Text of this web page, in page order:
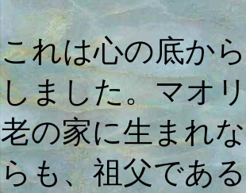
これは心の底か
しました。マオ
老の家に生まれ
らも、祖父であ